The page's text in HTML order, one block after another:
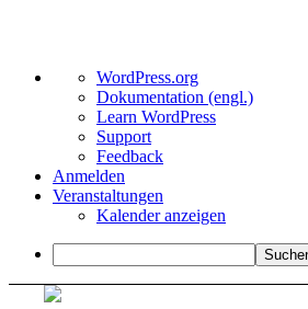
Über
WordPress
WordPress.org
Dokumentation (engl.)
Learn WordPress
Support
Feedback
Anmelden
Veranstaltungen
Kalender anzeigen
Suchen